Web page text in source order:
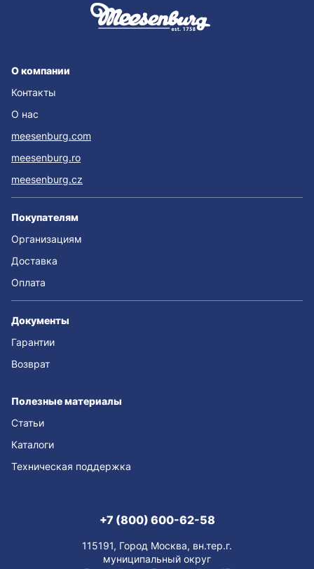
О компании
Контакты
О нас
meesenburg.com
meesenburg.ro
meesenburg.cz
Покупателям
Организациям
Доставка
Оплата
Документы
Гарантии
Возврат
Полезные материалы
Статьи
Каталоги
Техническая поддержка
+7 (800) 600-62-58
115191, Город Москва, вн.тер.г.
муниципальный округ